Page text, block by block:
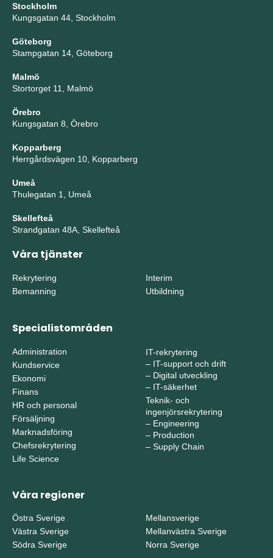
Stockholm
Kungsgatan 44, Stockholm
Göteborg
Stampgatan 14, Göteborg
Malmö
Stortorget 11, Malmö
Örebro
Kungsgatan 8, Örebro
Kopparberg
Herrgårdsvägen 10, Kopparberg
Umeå
Thulegatan 1, Umeå
Skellefteå
Strandgatan 48A, Skellefteå
Våra tjänster
Rekrytering
Bemanning
Interim
Utbildning
Specialistområden
Administration
Kundservice
Ekonomi
Finans
HR och personal
Försäljning
Marknadsföring
Chefsrekrytering
Life Science
IT-rekrytering
– IT-support och drift
– Digital utveckling
– IT-säkerhet
Teknik- och
ingenjörsrekrytering
– Engineering
– Production
– Supply Chain
Våra regioner
Östra Sverige
Västra Sverige
Södra Sverige
Mellansverige
Mellanvästra Sverige
Norra Sverige